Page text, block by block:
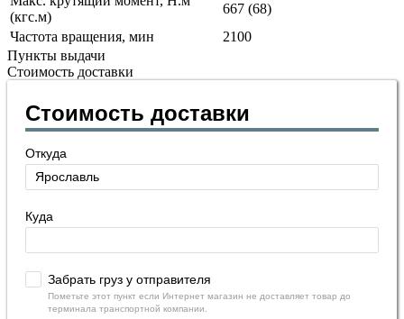
(кгс.м)
667 (68)
Частота вращения, мин
2100
Пункты выдачи
Стоимость доставки
Стоимость доставки
Откуда
Куда
Забрать груз у отправителя
Пометьте этот пункт если Интернет магазин не доставляет товар до
терминала транспортной компании.